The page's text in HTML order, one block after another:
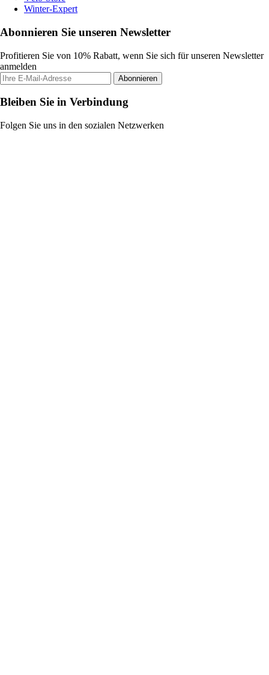
Winter-Expert
Abonnieren Sie unseren Newsletter
Profitieren Sie von 10% Rabatt, wenn Sie sich für unseren Newsletter
anmelden
Abonnieren
Bleiben Sie in Verbindung
Folgen Sie uns in den sozialen Netzwerken